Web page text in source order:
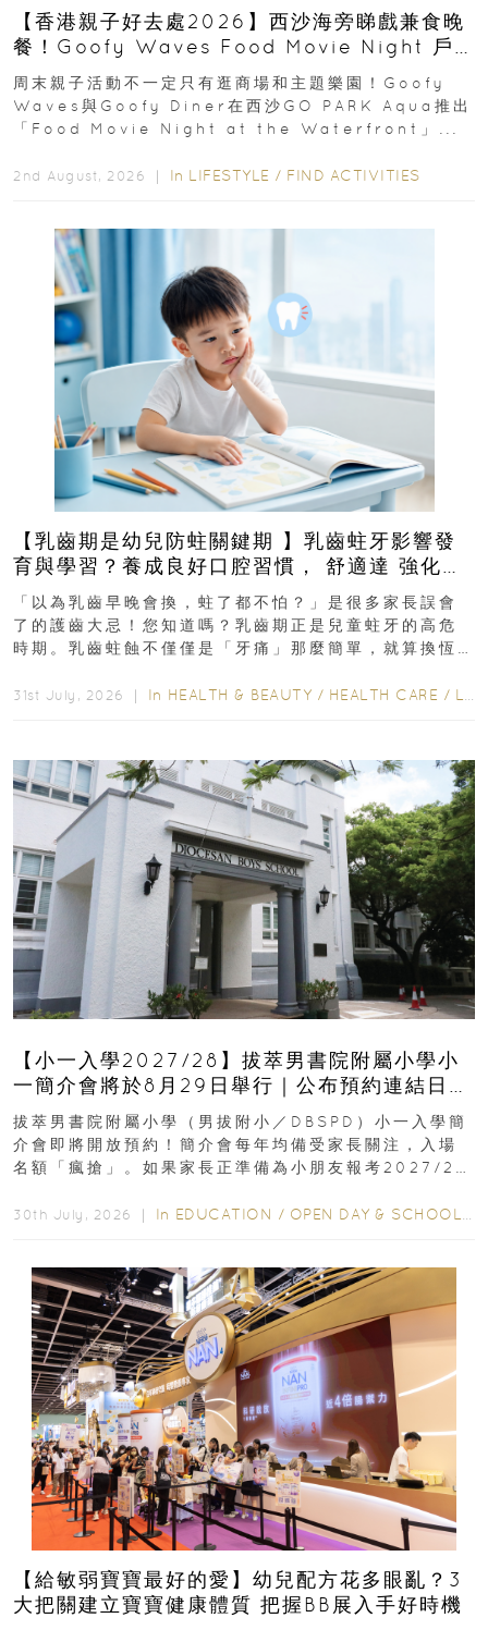
【香港親子好去處2026】西沙海旁睇戲兼食晚
餐！Goofy Waves Food Movie Night 戶
外影院逢週末登場
周末親子活動不一定只有逛商場和主題樂園！Goofy
Waves與Goofy Diner在西沙GO PARK Aqua推出
「Food Movie Night at the Waterfront」...
2nd August, 2026 ｜ In LIFESTYLE / FIND ACTIVITIES
【乳齒期是幼兒防蛀關鍵期 】乳齒蛀牙影響發
育與學習？養成良好口腔習慣， 舒適達 強化琺
瑯質 兒童牙膏防護指南
「以為乳齒早晚會換，蛀了都不怕？」是很多家長誤會
了的護齒大忌！您知道嗎？乳齒期正是兒童蛀牙的高危
時期。乳齒蛀蝕不僅僅是「牙痛」那麼簡單，就算換恆
31st July, 2026 ｜ In HEALTH & BEAUTY / HEALTH CARE / LIFESTYLE
【小一入學2027/28】拔萃男書院附屬小學小
一簡介會將於8月29日舉行｜公布預約連結日期
｜更設有網上重溫
拔萃男書院附屬小學（男拔附小／DBSPD）小一入學簡
介會即將開放預約！簡介會每年均備受家長關注，入場
名額「瘋搶」。如果家長正準備為小朋友報考2027/28
30th July, 2026 ｜ In EDUCATION / OPEN DAY & SCHOOL EVENTS
【給敏弱寶寶最好的愛】幼兒配方花多眼亂？3
大把關建立寶寶健康體質 把握BB展入手好時機